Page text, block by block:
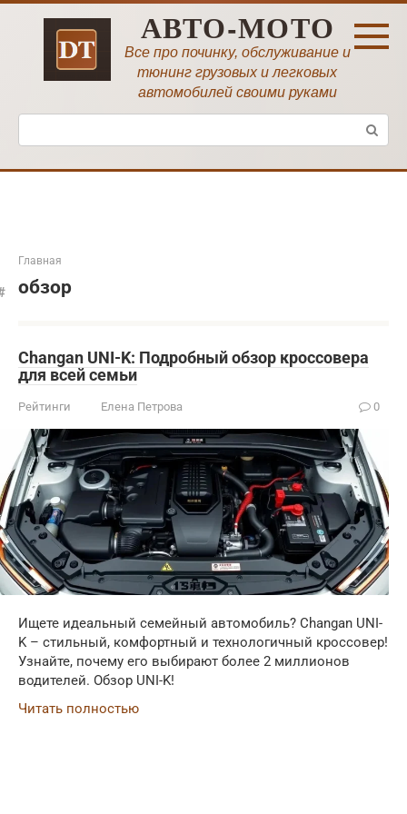
Перейти
АВТО-МОТО
Все про починку, обслуживание и
тюнинг грузовых и легковых
автомобилей своими руками
Поиск:
Главная
обзор
Changan UNI-K: Подробный обзор кроссовера
для всей семьи
Рейтинги Елена Петрова 0
Ищете идеальный семейный автомобиль? Changan UNI-
K – стильный, комфортный и технологичный кроссовер!
Узнайте, почему его выбирают более 2 миллионов
водителей. Обзор UNI-K!
Читать полностью